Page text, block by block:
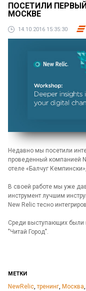
ПОСЕТИЛИ ПЕРВЫЙ
МОСКВЕ
14.10.2016 15:35:30
Недавно мы посетили
проведенный компанией
отеле «Балчуг
В своей работе мы уже
инструмент лучшим
New Relic тесно
Среди выступающих были
"Читай Город".
МЕТКИ
NewRelic, тренинг, Москва,